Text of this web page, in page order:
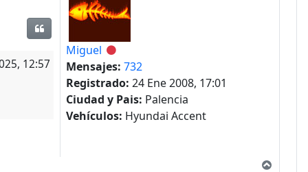
Miguel Desconectado
Mensajes: 732
Registrado: 24 Ene 2008, 17:01
Ciudad y Pais: Palencia
Vehículos: Hyundai Accent
12:57